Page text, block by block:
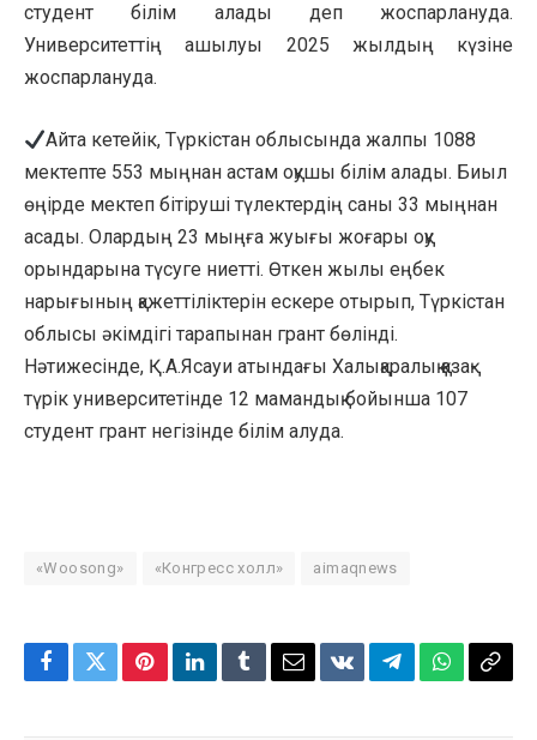
студент білім алады деп жоспарлануда.
Университеттің ашылуы 2025 жылдың күзіне
жоспарлануда.
Айта кетейік, Түркістан облысында жалпы 1088
мектепте 553 мыңнан астам оқушы білім алады. Биыл
өңірде мектеп бітіруші түлектердің саны 33 мыңнан
асады. Олардың 23 мыңға жуығы жоғары оқу
орындарына түсуге ниетті. Өткен жылы еңбек
нарығының қажеттіліктерін ескере отырып, Түркістан
облысы әкімдігі тарапынан грант бөлінді.
Нәтижесінде, Қ.А.Ясауи атындағы Халықаралық қазақ-
түрік университетінде 12 мамандық бойынша 107
студент грант негізінде білім алуда.
«Woosong» «Конгресс холл» aimaqnews
Facebook
TwitterPinterestLinkedInTumblrEmailVKontakte
TelegramWhatsApp
Copy